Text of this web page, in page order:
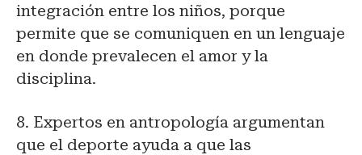
integración entre los niños, porque
permite que se comuniquen en un lenguaje
en donde prevalecen el amor y la
disciplina.
8. Expertos en antropología argumentan
que el deporte ayuda a que las